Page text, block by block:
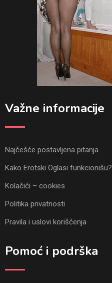
Važne informacije
Najčešće postavljena pitanja
Kako Erotski Oglasi funkcionišu?
Kolačići – cookies
Politika privatnosti
Pravila i uslovi korišćenja
Pomoć i podrška